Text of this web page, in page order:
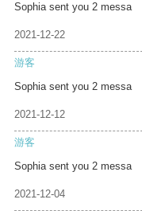
Sophia sent you 2 messa
2021-12-22
游客
Sophia sent you 2 messa
2021-12-12
游客
Sophia sent you 2 messa
2021-12-04